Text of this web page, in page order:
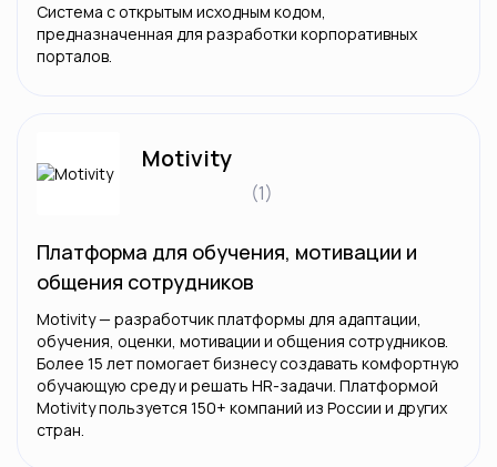
Система с открытым исходным кодом,
предназначенная для разработки корпоративных
порталов.
Motivity
(1)
Платформа для обучения, мотивации и
общения сотрудников
Motivity — разработчик платформы для адаптации,
обучения, оценки, мотивации и общения сотрудников.
Более 15 лет помогает бизнесу создавать комфортную
обучающую среду и решать HR-задачи. Платформой
Motivity пользуется 150+ компаний из России и других
стран.